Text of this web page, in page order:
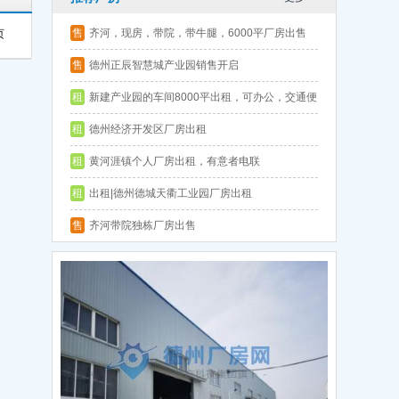
售 齐河，现房，带院，带牛腿，6000平厂房出售
层高9.5
售 德州正辰智慧城产业园销售开启
租 新建产业园的车间8000平出租，可办公，交通便
利
租 德州经济开发区厂房出租
租 黄河涯镇个人厂房出租，有意者电联
租 出租|德州德城天衢工业园厂房出租
售 齐河带院独栋厂房出售